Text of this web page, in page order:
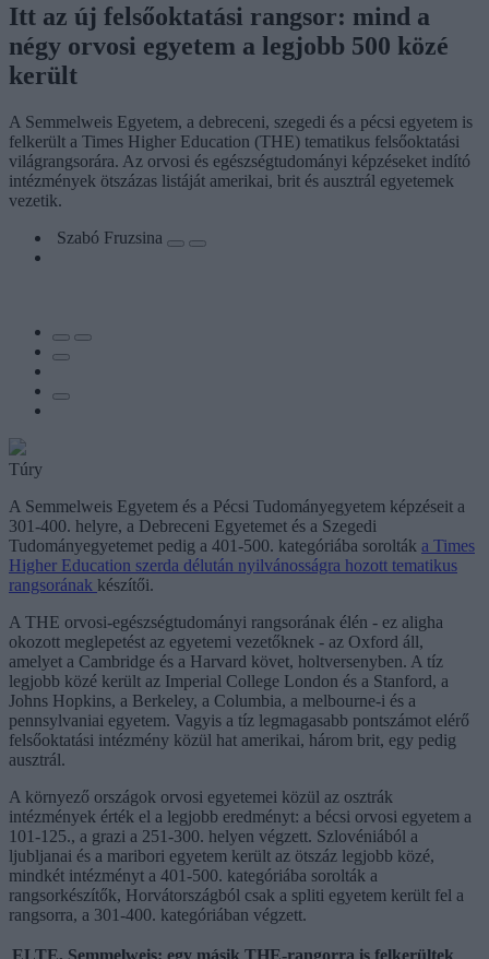
Itt az új felsőoktatási rangsor: mind a
négy orvosi egyetem a legjobb 500 közé
került
A Semmelweis Egyetem, a debreceni, szegedi és a pécsi egyetem is
felkerült a Times Higher Education (THE) tematikus felsőoktatási
világrangsorára. Az orvosi és egészségtudományi képzéseket indító
intézmények ötszázas listáját amerikai, brit és ausztrál egyetemek
vezetik.
Szabó Fruzsina
Túry
A Semmelweis Egyetem és a Pécsi Tudományegyetem képzéseit a
301-400. helyre, a Debreceni Egyetemet és a Szegedi
Tudományegyetemet pedig a 401-500. kategóriába sorolták a Times
Higher Education szerda délután nyilvánosságra hozott tematikus
rangsorának készítői.
A THE orvosi-egészségtudományi rangsorának élén - ez aligha
okozott meglepetést az egyetemi vezetőknek - az Oxford áll,
amelyet a Cambridge és a Harvard követ, holtversenyben. A tíz
legjobb közé került az Imperial College London és a Stanford, a
Johns Hopkins, a Berkeley, a Columbia, a melbourne-i és a
pennsylvaniai egyetem. Vagyis a tíz legmagasabb pontszámot elérő
felsőoktatási intézmény közül hat amerikai, három brit, egy pedig
ausztrál.
A környező országok orvosi egyetemei közül az osztrák
intézmények érték el a legjobb eredményt: a bécsi orvosi egyetem a
101-125., a grazi a 251-300. helyen végzett. Szlovéniából a
ljubljanai és a maribori egyetem került az ötszáz legjobb közé,
mindkét intézményt a 401-500. kategóriába sorolták a
rangsorkészítők, Horvátországból csak a spliti egyetem került fel a
rangsorra, a 301-400. kategóriában végzett.
ELTE, Semmelweis: egy másik THE-rangorra is felkerültek